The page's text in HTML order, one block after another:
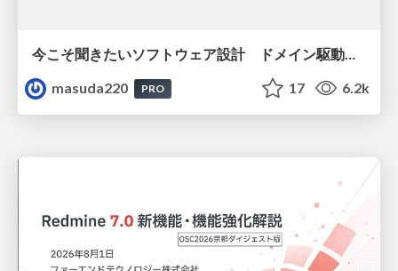
masuda220
PRO 17 6.2k